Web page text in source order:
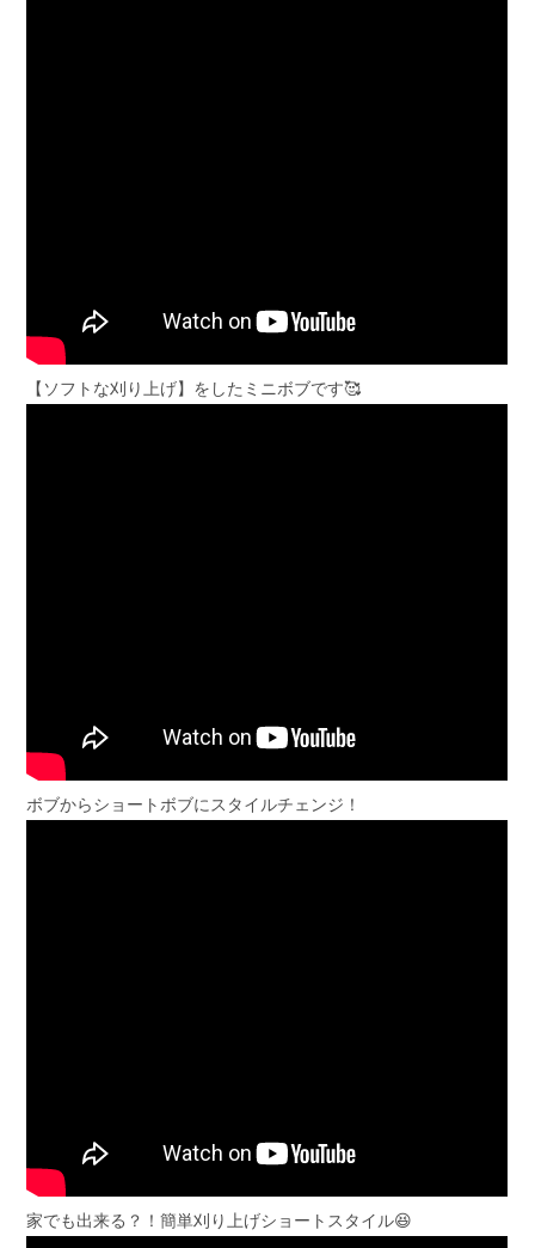
【ソフトな刈り上げ】をしたミニボブです🥰
ボブからショートボブにスタイルチェンジ！
家でも出来る？！簡単刈り上げショートスタイル😆